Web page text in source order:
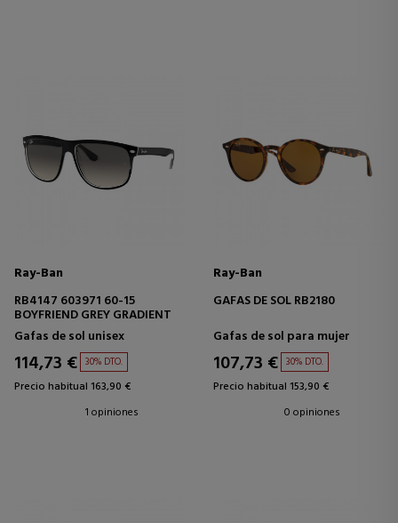
Ray-Ban
RB4147 603971 60-15
BOYFRIEND GREY GRADIENT
Gafas de sol unisex
114,73 € 30% DTO.
Precio habitual 163,90 €
1 opiniones
Ray-Ban
GAFAS DE SOL RB2180
Gafas de sol para mujer
107,73 € 30% DTO.
Precio habitual 153,90 €
0 opiniones